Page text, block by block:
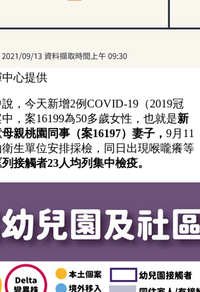
心提供
，今天新增2例COVID-19（2019冠
，案16199為50多歲女性，也就是新
親桃園同事（案16197）妻子， 9月11
生單位安排採檢，同日出現喉嚨癢等
接觸者23人均列集中檢疫。